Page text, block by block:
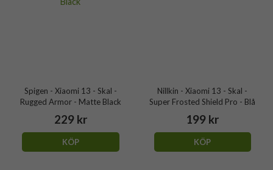
Spigen - Xiaomi 13 - Skal -
Rugged Armor - Matte Black
229 kr
KÖP
Nillkin - Xiaomi 13 - Skal -
Super Frosted Shield Pro - Blå
199 kr
KÖP